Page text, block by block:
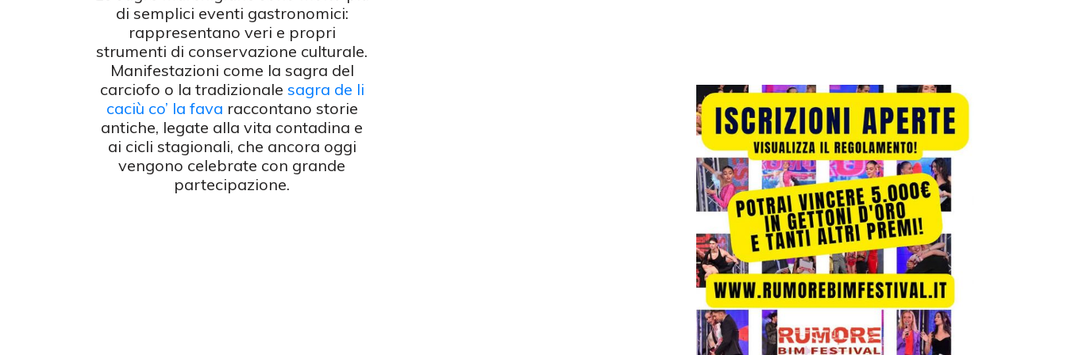
di semplici eventi gastronomici:
rappresentano veri e propri
strumenti di conservazione culturale.
Manifestazioni come la sagra del
carciofo o la tradizionale sagra de li
caciù co’ la fava raccontano storie
antiche, legate alla vita contadina e
ai cicli stagionali, che ancora oggi
vengono celebrate con grande
partecipazione.